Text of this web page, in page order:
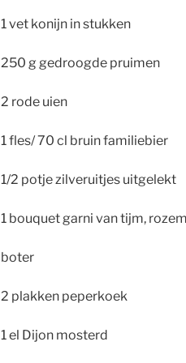
1 vet konijn in stukken
250 g gedroogde pruimen
2 rode uien
1 fles/ 70 cl bruin familiebier
1/2 potje zilveruitjes uitgelekt
1 bouquet garni van tijm,
boter
2 plakken peperkoek
1 el Dijon mosterd